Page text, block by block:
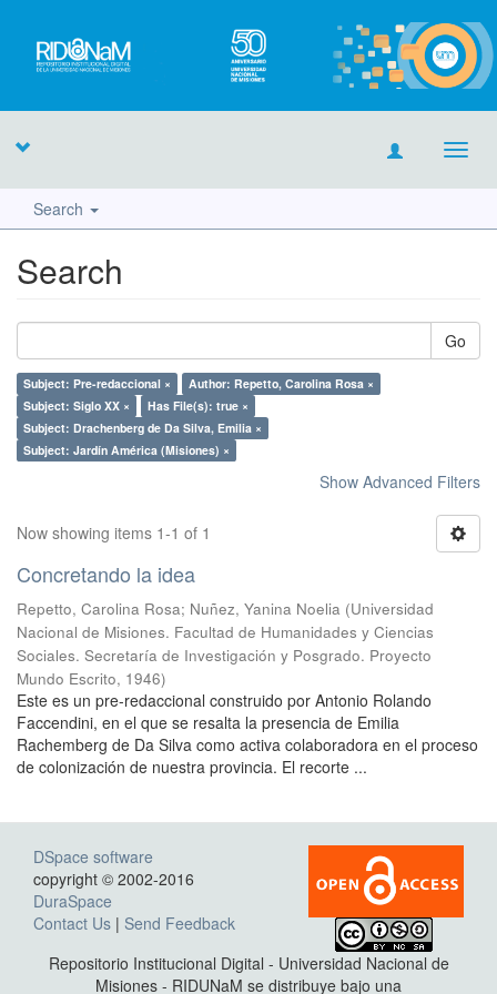
Search
Search
Go
Subject: Pre-redaccional ×
Author: Repetto, Carolina Rosa ×
Subject: Siglo XX ×
Has File(s): true ×
Subject: Drachenberg de Da Silva, Emilia ×
Subject: Jardín América (Misiones) ×
Show Advanced Filters
Now showing items 1-1 of 1
Concretando la idea
Repetto, Carolina Rosa; Nuñez, Yanina Noelia (Universidad
Nacional de Misiones. Facultad de Humanidades y Ciencias
Sociales. Secretaría de Investigación y Posgrado. Proyecto
Mundo Escrito, 1946)
Este es un pre-redaccional construido por Antonio Rolando
Faccendini, en el que se resalta la presencia de Emilia
Rachemberg de Da Silva como activa colaboradora en el proceso
de colonización de nuestra provincia. El recorte ...
DSpace software
copyright © 2002-2016
DuraSpace
Contact Us | Send Feedback
Repositorio Institucional Digital - Universidad Nacional de
Misiones - RIDUNaM se distribuye bajo una